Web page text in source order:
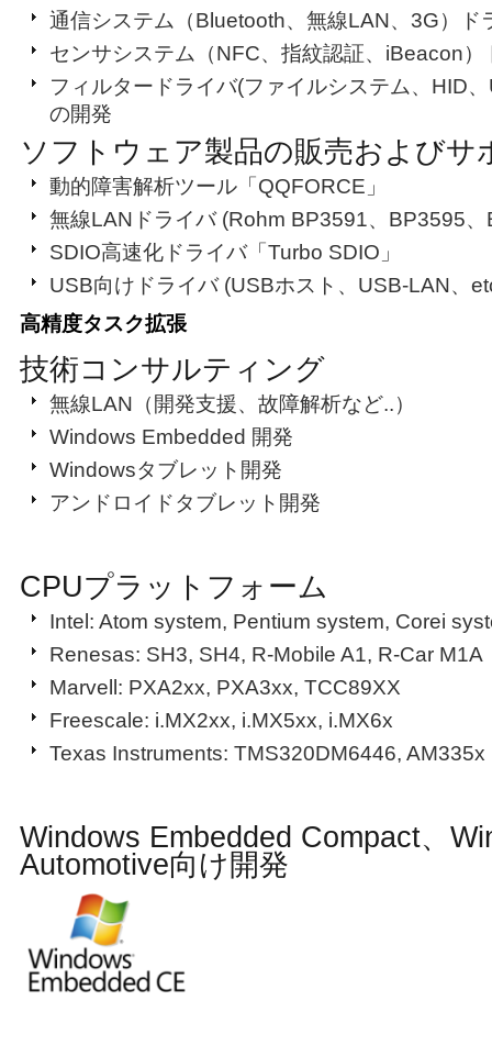
通信システム（Bluetooth、無線LAN、3G）ド
センサシステム（NFC、指紋認証、iBeacon）
フィルタードライバ(ファイルシステム、HID
の開発
ソフトウェア製品の販売およびサ
動的障害解析ツール「QQFORCE」
無線LANドライバ (Rohm BP3591、BP3595
SDIO高速化ドライバ「Turbo SDIO」
USB向けドライバ (USBホスト、USB-LAN、
高精度タスク拡張
技術コンサルティング
無線LAN（開発支援、故障解析など..）
Windows Embedded 開発
Windowsタブレット開発
アンドロイドタブレット開発
CPUプラットフォーム
Intel: Atom system, Pentium system, Corei
Renesas: SH3, SH4, R-Mobile A1, R-Car M1A
Marvell: PXA2xx, PXA3xx, TCC89XX
Freescale: i.MX2xx, i.MX5xx, i.MX6x
Texas Instruments: TMS320DM6446, AM335x
Windows Embedded Compact、
Automotive向け開発